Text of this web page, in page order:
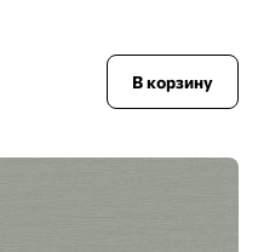
В корзину